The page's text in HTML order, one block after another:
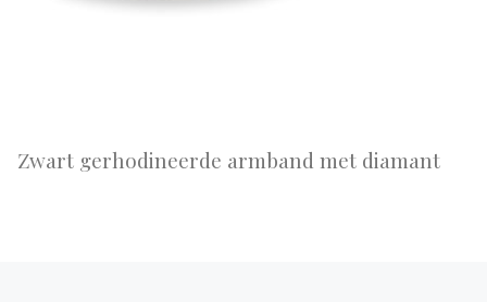
Zwart gerhodineerde armband met diamant